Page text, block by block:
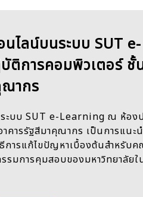
ไลน์บนระบบ SUT e-
การคอมพิวเตอร์ ชั้
ณากร
ะบบ SUT e-Learning ณ ห้อง
คารรัฐสีมาคุณากร เป็นการแนะ
ารแก้ไขปัญหาเบื้องต้นสำหรับค
มการคุมสอบของมหาวิทยาลัยใ